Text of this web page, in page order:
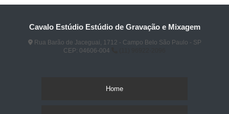
Cavalo Estúdio Estúdio de Gravação e Mixagem
Rua Barão de Jaceguai, 1712 - Campo Belo São Paulo - SP
CEP: 04606-004
Home